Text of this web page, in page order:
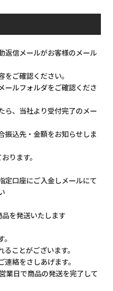
返信メールがお客様のメール
ご確認ください。
ールフォルダをご確認くださ
ら、当社より受付完了のメー
振込先・金額をお知らせしま
ります。
定口座にご入金しメールにて
を発送いたします
ことがございます。
絡をさしあげます。
業日で商品の発送を完了して